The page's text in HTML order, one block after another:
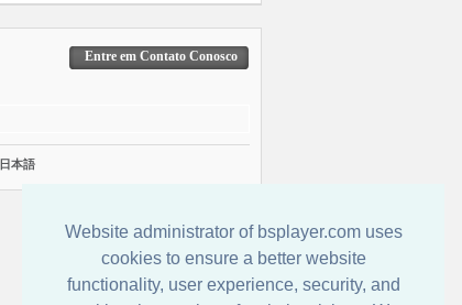
Website administrator of bsplayer.com uses
cookies to ensure a better website
functionality, user experience, security, and
Entre em Contato Conosco
日本語